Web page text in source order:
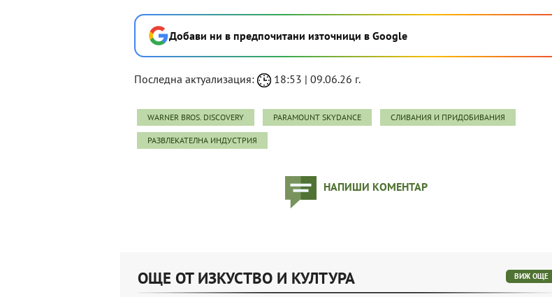
Добави ни в предпочитани източници в Google
Последна актуализация: 18:53 | 09.06.26 г.
WARNER BROS. DISCOVERY PARAMOUNT SKYDANCE СЛИВАНИЯ И ПРИДОБИВАНИЯ
РАЗВЛЕКАТЕЛНА ИНДУСТРИЯ
НАПИШИ КОМЕНТАР
ОЩЕ ОТ ИЗКУСТВО И КУЛТУРА ВИЖ ОЩЕ